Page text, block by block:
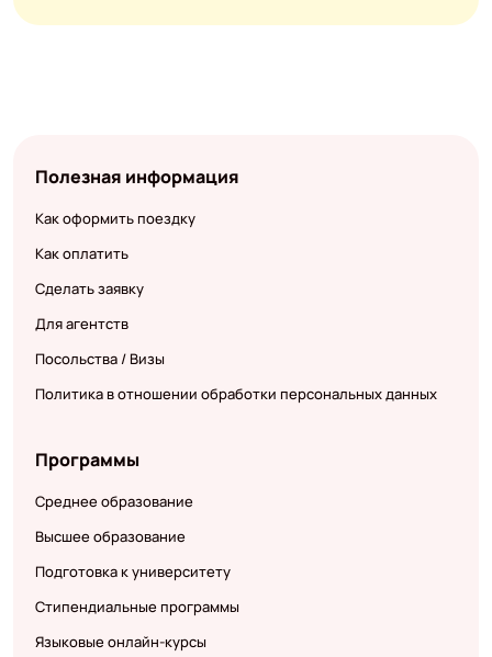
Полезная информация
Как оформить поездку
Как оплатить
Сделать заявку
Для агентств
Посольства / Визы
Политика в отношении обработки персональных данных
Программы
Среднее образование
Высшее образование
Подготовка к университету
Стипендиальные программы
Языковые онлайн-курсы